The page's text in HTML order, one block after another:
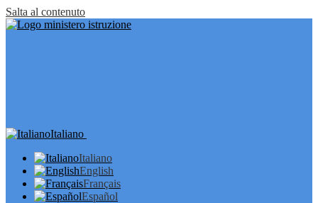
Salta al contenuto
Italiano
Italiano
English
Français
Español